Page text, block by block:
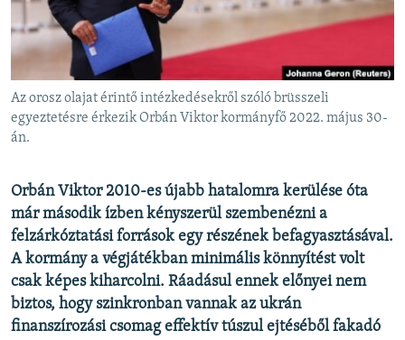
VILÁG
KLÍMAVÁLTOZÁS
A MÚLT TANULSÁGAI
KÖVESSEN MINKET!
Valamennyi RFE/RL weboldal
Az orosz olajat érintő intézkedésekről szóló brüsszeli
egyeztetésre érkezik Orbán Viktor kormányfő 2022. május 30-
án.
Orbán Viktor 2010-es újabb hatalomra kerülése óta
már második ízben kényszerül szembenézni a
felzárkóztatási források egy részének befagyasztásával.
A kormány a végjátékban minimális könnyítést volt
csak képes kiharcolni. Ráadásul ennek előnyei nem
biztos, hogy szinkronban vannak az ukrán
finanszírozási csomag effektív túszul ejtéséből fakadó